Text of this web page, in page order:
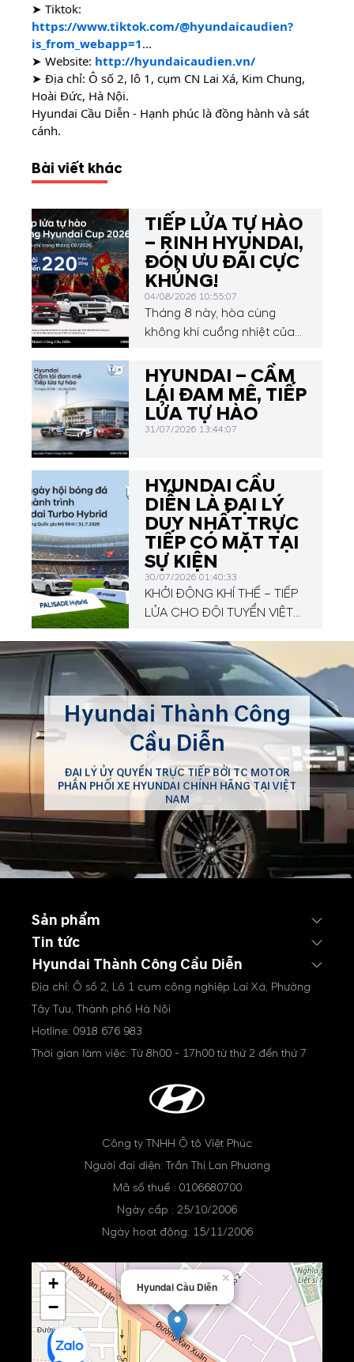
➤ Tiktok:
https://www.tiktok.com/@hyundaicaudien?
is_from_webapp=1...
➤ Website: http://hyundaicaudien.vn/
➤ Địa chỉ: Ô số 2, lô 1, cụm CN Lai Xá, Kim Chung,
Hoài Đức, Hà Nội.
Hyundai Cầu Diễn - Hạnh phúc là đồng hành và sát
cánh.
Bài viết khác
TIẾP LỬA TỰ HÀO
– RINH HYUNDAI,
ĐÓN ƯU ĐÃI CỰC
KHỦNG!
04/08/2026 10:55:07
Tháng 8 này, hòa cùng
không khí cuồng nhiệt của
Hyundai Thành Công Cầu
Diễn mang đến chương
trình ưu đãi hấp dẫn dành
cho Quý khách hàng.
HYUNDAI – CẦM
LÁI ĐAM MÊ, TIẾP
LỬA TỰ HÀO
31/07/2026 13:44:07
HYUNDAI CẦU
DIỄN LÀ ĐẠI LÝ
DUY NHẤT TRỰC
TIẾP CÓ MẶT TẠI
SỰ KIỆN
30/07/2026 01:40:33
KHỞI ĐỘNG KHÍ THẾ – TIẾP
LỬA CHO ĐỘI TUYỂN VIỆT
2026!
Hyundai Thành Công
Cầu Diễn
ĐẠI LÝ ỦY QUYỀN TRỰC TIẾP BỞI TC MOTOR
PHÂN PHỐI XE HYUNDAI CHÍNH HÃNG TẠI VIỆT
NAM
Sản phẩm
Tin tức
Hyundai Thành Công Cầu Diễn
Địa chỉ: Ô số 2, Lô 1 cụm công nghiệp Lai Xá, Phường
Tây Tựu, Thành phố Hà Nội
Hotline: 0918 676 983
Thời gian làm việc: Từ 8h00 - 17h00 từ thứ 2 đến thứ 7
Công ty TNHH Ô tô Việt Phúc
Người đại diện: Trần Thị Lan Phương
Mã số thuế : 0106680700
Ngày cấp : 25/10/2006
Ngày hoạt động: 15/11/2006
Hyundai Cầu Diễn
×
+
−